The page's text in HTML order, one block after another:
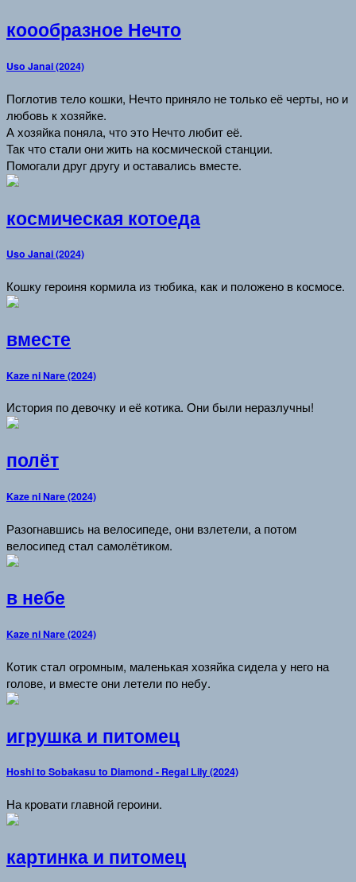
коообразное Нечто
Uso Janai (2024)
Поглотив тело кошки, Нечто приняло не только её черты, но и
любовь к хозяйке.
А хозяйка поняла, что это Нечто любит её.
Так что стали они жить на космической станции.
Помогали друг другу и оставались вместе.
космическая котоеда
Uso Janai (2024)
Кошку героиня кормила из тюбика, как и положено в космосе.
вместе
Kaze ni Nare (2024)
История по девочку и её котика. Они были неразлучны!
полёт
Kaze ni Nare (2024)
Разогнавшись на велосипеде, они взлетели, а потом
велосипед стал самолётиком.
в небе
Kaze ni Nare (2024)
Котик стал огромным, маленькая хозяйка сидела у него на
голове, и вместе они летели по небу.
игрушка и питомец
Hoshi to Sobakasu to Diamond - Regal Lily (2024)
На кровати главной героини.
картинка и питомец